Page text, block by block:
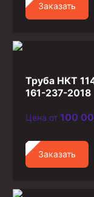
Рукава буровые
Стропы
Элементы линии
Заказать
Труба НКТ
161-237-2018
Цена от 100
Заказать